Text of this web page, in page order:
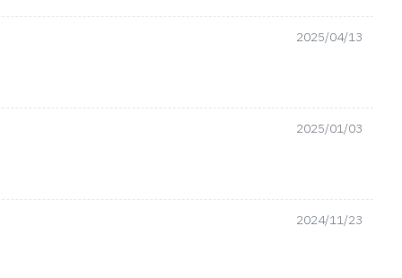
2025/04/13
2025/01/03
2024/11/23